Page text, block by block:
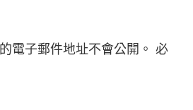
電子郵件地址不會公開。 必